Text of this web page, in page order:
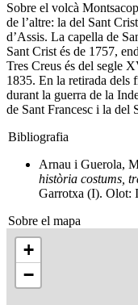
Sobre el volcà
de l’altre: la del Sant
d’Assis. La capella de
Sant Crist és de 1757,
Tres Creus és del segle
1835. En la retirada dels
durant la guerra de la
de Sant Francesc i la del
Bibliografia
Arnau i Guerola,
història costums,
Garrotxa (I). Olot:
Sobre el mapa
+
−